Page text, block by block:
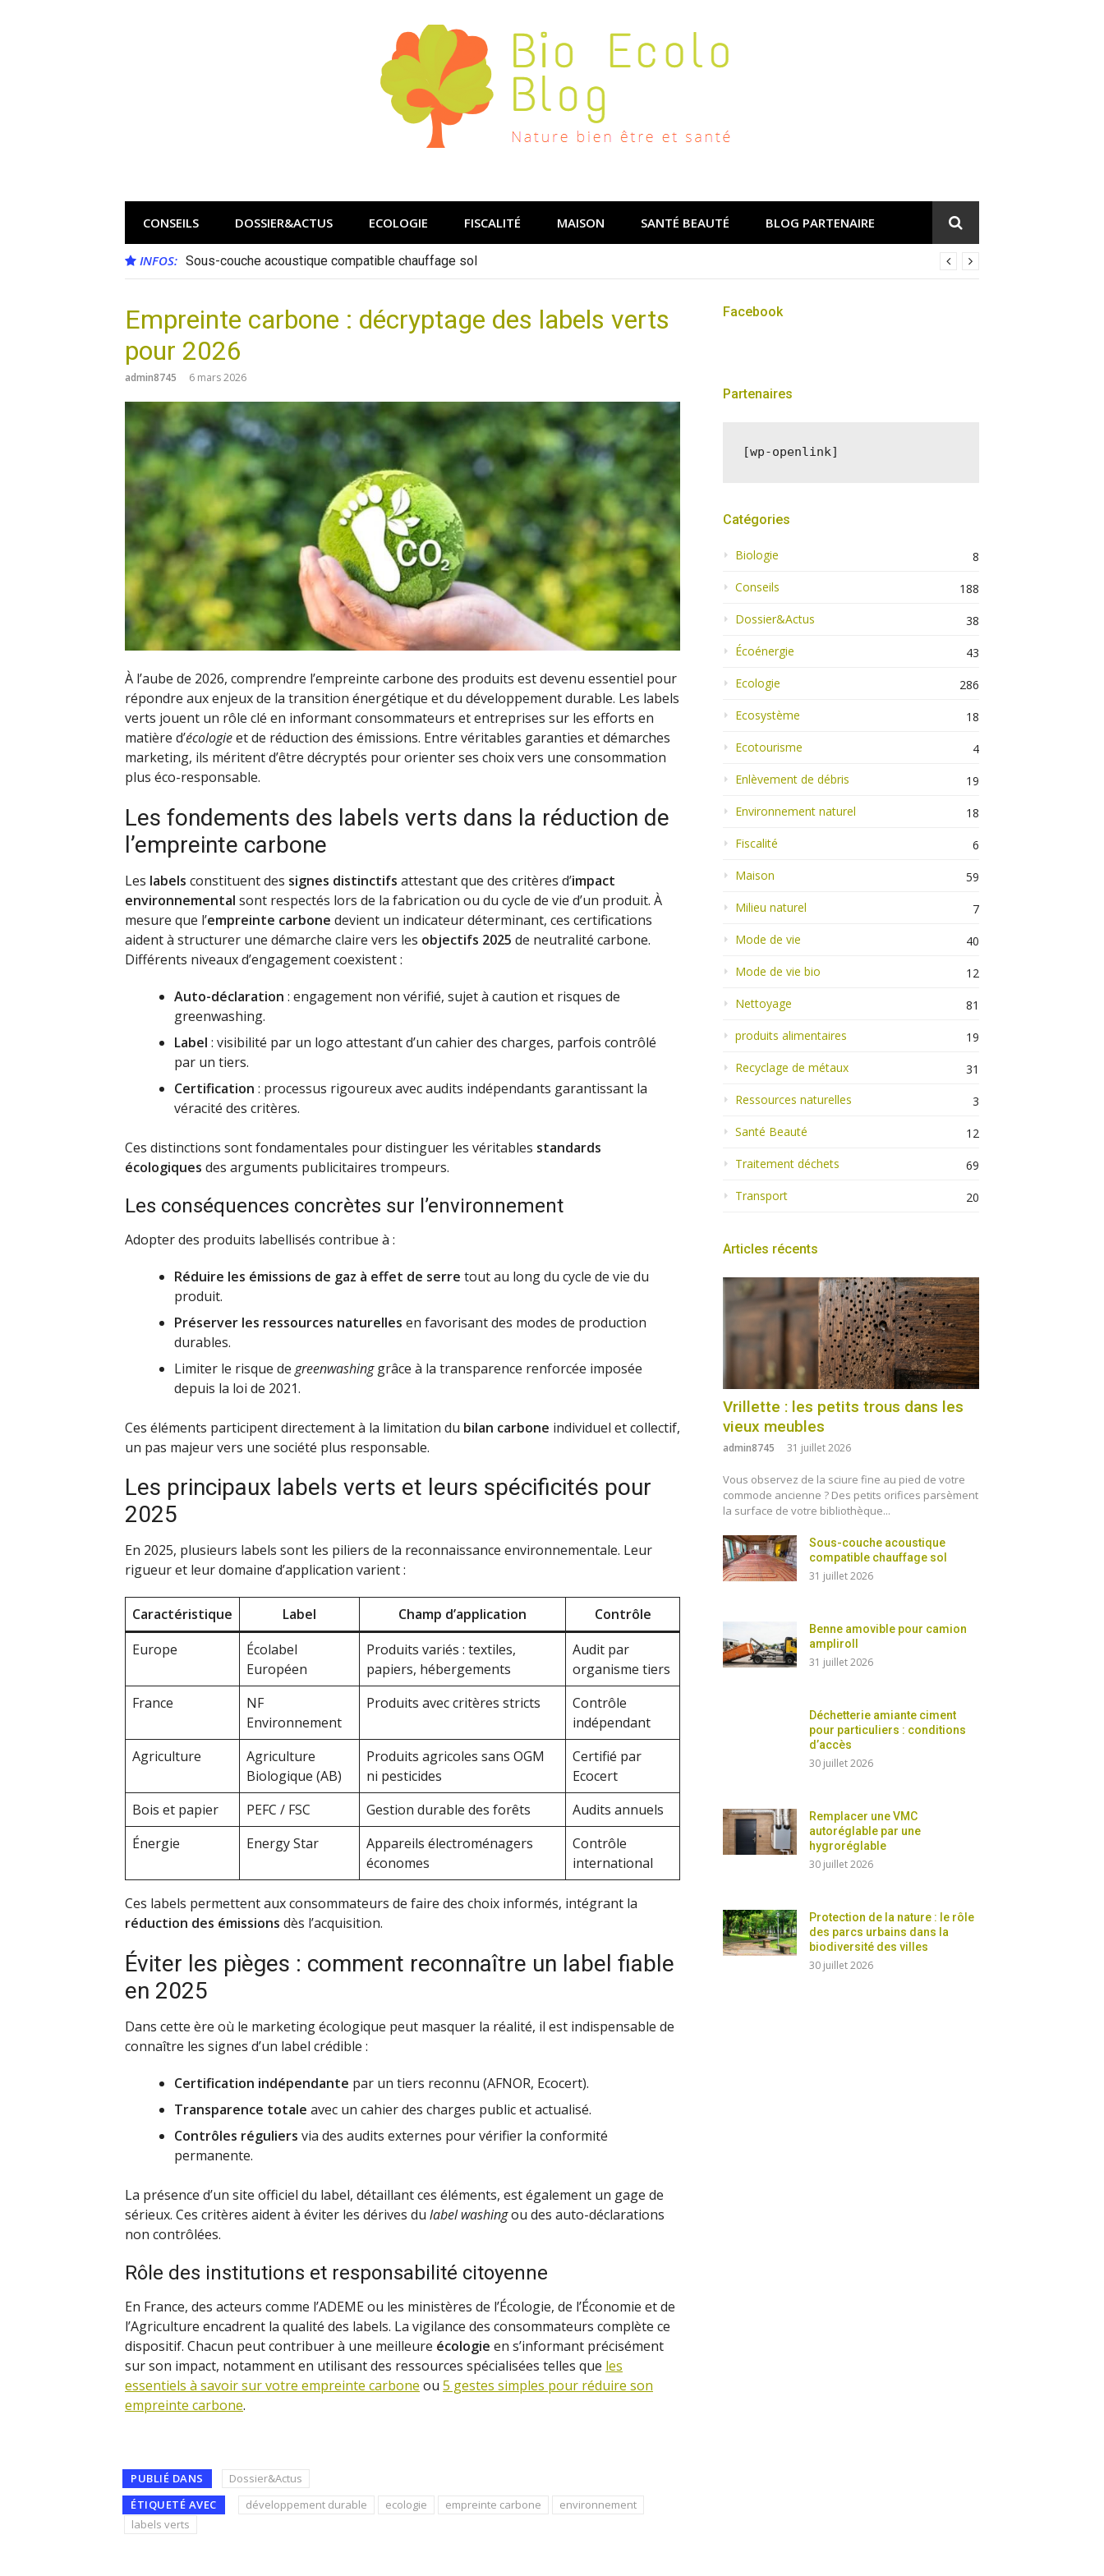
CONSEILS DOSSIER&ACTUS ECOLOGIE FISCALITÉ MAISON SANTÉ BEAUTÉ BLOG PARTENAIRE
INFOS: Sous-couche acoustique compatible chauffage sol
Empreinte carbone : décryptage des labels verts
pour 2026
admin8745 6 mars 2026
À l’aube de 2026, comprendre l’empreinte carbone des produits est devenu essentiel pour
répondre aux enjeux de la transition énergétique et du développement durable. Les labels
verts jouent un rôle clé en informant consommateurs et entreprises sur les efforts en
matière d’écologieet de réduction des émissions. Entre véritables garanties et démarches
marketing, ils méritent d’être décryptés pour orienter ses choix vers une consommation
plus éco-responsable.
Les fondements des labels verts dans la réduction de
l’empreinte carbone
Les labels constituent des signes distinctifs attestant que des critères d’impact
environnemental sont respectés lors de la fabrication ou du cycle de vie d’un produit. À
mesure que l’empreinte carbone devient un indicateur déterminant, ces certifications
aident à structurer une démarche claire vers les objectifs 2025 de neutralité carbone.
Différents niveaux d’engagement coexistent :
Auto-déclaration : engagement non vérifié, sujet à caution et risques de
greenwashing.
Label : visibilité par un logo attestant d’un cahier des charges, parfois contrôlé
par un tiers.
Certification : processus rigoureux avec audits indépendants garantissant la
véracité des critères.
Ces distinctions sont fondamentales pour distinguer les véritables standards
écologiques des arguments publicitaires trompeurs.
Les conséquences concrètes sur l’environnement
Adopter des produits labellisés contribue à :
Réduire les émissions de gaz à effet de serre tout au long du cycle de vie du
produit.
Préserver les ressources naturelles en favorisant des modes de production
durables.
Limiter le risque de greenwashinggrâce à la transparence renforcée imposée
depuis la loi de 2021.
Ces éléments participent directement à la limitation du bilan carbone individuel et collectif,
un pas majeur vers une société plus responsable.
Les principaux labels verts et leurs spécificités pour
2025
En 2025, plusieurs labels sont les piliers de la reconnaissance environnementale. Leur
rigueur et leur domaine d’application varient :
Caractéristique Label Champ d’application
Contrôle
Europe
Écolabel
Européen
Produits variés : textiles,
papiers, hébergements
Audit par
organisme tiers
France
NF
Environnement
Produits avec critères stricts
Contrôle
indépendant
Agriculture
Agriculture
Biologique (AB)
Produits agricoles sans OGM
ni pesticides
Certifié par
Ecocert
Bois et papier
PEFC / FSC Gestion durable des forêts
Audits annuels
Énergie
Energy Star
Appareils électroménagers
économes
Contrôle
international
Ces labels permettent aux consommateurs de faire des choix informés, intégrant la
réduction des émissions dès l’acquisition.
Éviter les pièges : comment reconnaître un label fiable
en 2025
Dans cette ère où le marketing écologique peut masquer la réalité, il est indispensable de
connaître les signes d’un label crédible :
Certification indépendante par un tiers reconnu (AFNOR, Ecocert).
Transparence totale avec un cahier des charges public et actualisé.
Contrôles réguliers via des audits externes pour vérifier la conformité
permanente.
La présence d’un site officiel du label, détaillant ces éléments, est également un gage de
sérieux. Ces critères aident à éviter les dérives du label washingou des auto-déclarations
non contrôlées.
Rôle des institutions et responsabilité citoyenne
En France, des acteurs comme l’ADEME ou les ministères de l’Écologie, de l’Économie et de
l’Agriculture encadrent la qualité des labels. La vigilance des consommateurs complète ce
dispositif. Chacun peut contribuer à une meilleure écologie en s’informant précisément
sur son impact, notamment en utilisant des ressources spécialisées telles que les
essentiels à savoir sur votre empreinte carbone ou 5 gestes simples pour réduire son
empreinte carbone.
PUBLIÉ DANS
Dossier&Actus
ÉTIQUETÉ AVEC
développement durable ecologie empreinte carbone
environnement
labels verts
Facebook
Partenaires
[wp-openlink]
Catégories
Biologie
8
Conseils
188
Dossier&Actus
38
Écoénergie
43
Ecologie
286
Ecosystème
18
Ecotourisme
4
Enlèvement de débris
19
Environnement naturel
18
Fiscalité
6
Maison
59
Milieu naturel
7
Mode de vie
40
Mode de vie bio
12
Nettoyage
81
produits alimentaires
19
Recyclage de métaux
31
Ressources naturelles
3
Santé Beauté
12
Traitement déchets
69
Transport
20
Articles récents
Vrillette : les petits trous dans les
vieux meubles
admin8745 31 juillet 2026
Vous observez de la sciure fine au pied de votre
commode ancienne ? Des petits orifices parsèment
la surface de votre bibliothèque...
Sous-couche acoustique
compatible chauffage sol
31 juillet 2026
Benne amovible pour camion
ampliroll
31 juillet 2026
Déchetterie amiante ciment
pour particuliers : conditions
d’accès
30 juillet 2026
Remplacer une VMC
autoréglable par une
hygroréglable
30 juillet 2026
Protection de la nature : le rôle
des parcs urbains dans la
biodiversité des villes
30 juillet 2026